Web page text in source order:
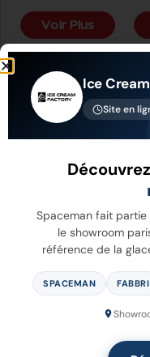
Voir Plus
Voir Plus
Ice
Site en
Spaceman fait partie
le showroom
référence de la
SPACEMAN FABBRI